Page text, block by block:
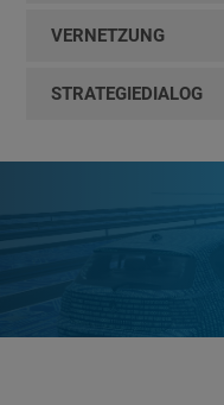
VERNETZUNG
STRATEGIEDIALOG